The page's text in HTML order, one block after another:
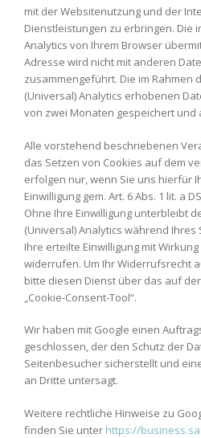
mit der Websitenutzung und der
Dienstleistungen zu erbringen. Die
Analytics von Ihrem Browser
Adresse wird nicht mit anderen
zusammengeführt. Die im Rahmen
(Universal) Analytics erhobenen
von zwei Monaten gespeichert und
Alle vorstehend beschriebenen
das Setzen von Cookies auf dem
erfolgen nur, wenn Sie uns hierfür
Einwilligung gem. Art. 6 Abs. 1 lit. a
Ohne Ihre Einwilligung unterbleibt
(Universal) Analytics während
Ihre erteilte Einwilligung mit
widerrufen. Um Ihr Widerrufsrecht
bitte diesen Dienst über das auf
„Cookie-Consent-Tool“.
Wir haben mit Google einen
geschlossen, der den Schutz der
Seitenbesucher sicherstellt und
an Dritte untersagt.
Weitere rechtliche Hinweise zu
finden Sie unter https://